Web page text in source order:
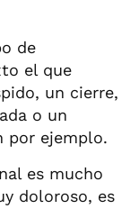
de
el que
un cierre,
o un
por ejemplo.
es mucho
doloroso, es